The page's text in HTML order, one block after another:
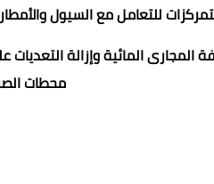
للتعامل مع السيول
المائية وإزالة التعديات
محطات